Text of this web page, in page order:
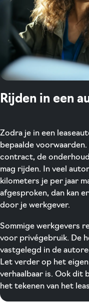
Rijden in een
Zodra je in een
bepaalde
contract, de
mag rijden. In veel
kilometers je per jaar
afgesproken, dan kan
door je werkgever.
Sommige werkgevers
voor privégebruik. De
vastgelegd in de
Let verder op het
verhaalbaar is. Ook dit
het tekenen van het